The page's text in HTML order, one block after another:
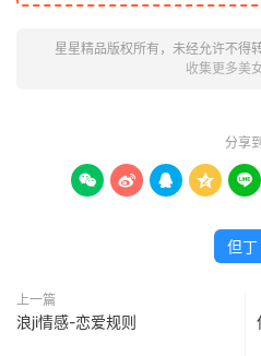
星星精品版权所有，未经允许不得转
收集更多美
分享到
    
但丁
上一篇
浪ji情感-恋爱规则